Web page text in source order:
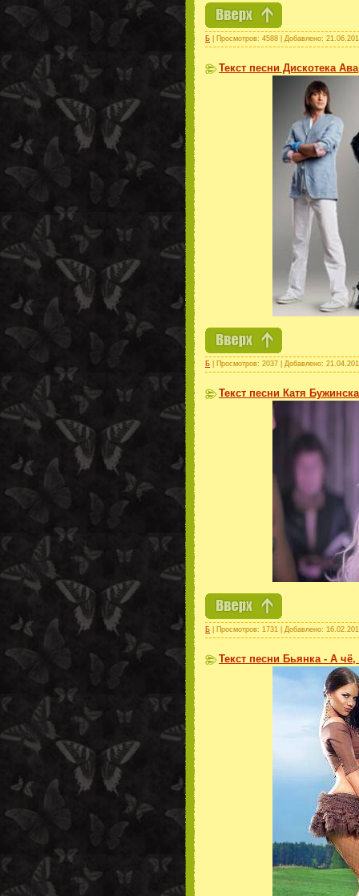
Б | Просмотров: 4588 | Добавлено:
Текст песни Дискотека
Б | Просмотров: 2037 | Добавлено:
Текст песни Катя
Б | Просмотров: 1731 | Добавлено:
Текст песни Бьянка - А чё,